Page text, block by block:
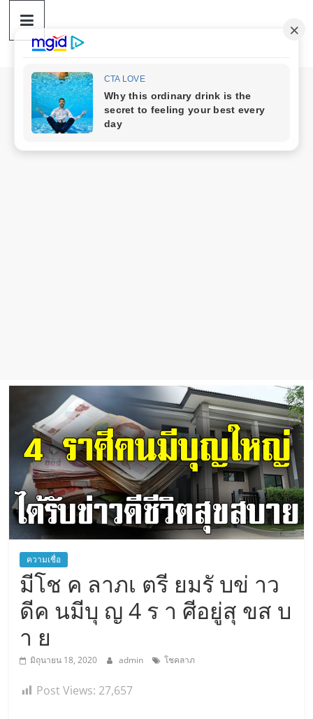
content
ดวง
ราศี
เงิน
ความเชื่อ
มีโช ค ลาภเ ตรี ยมรั บข่ าว
ดีค นมีบุ ญ 4 ร า ศีอยู่สุ ขส บ
า ย
มิถุนายน 18, 2020 admin โชคลาภ
Post Views: 27,657